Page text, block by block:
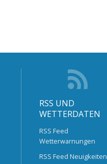
RSS UND
WETTERDATEN
RSS Feed
Wetterwarnungen
RSS Feed Neuigkeiten